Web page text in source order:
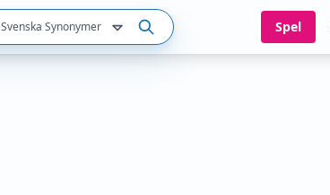
Svenska Synonymer Spel